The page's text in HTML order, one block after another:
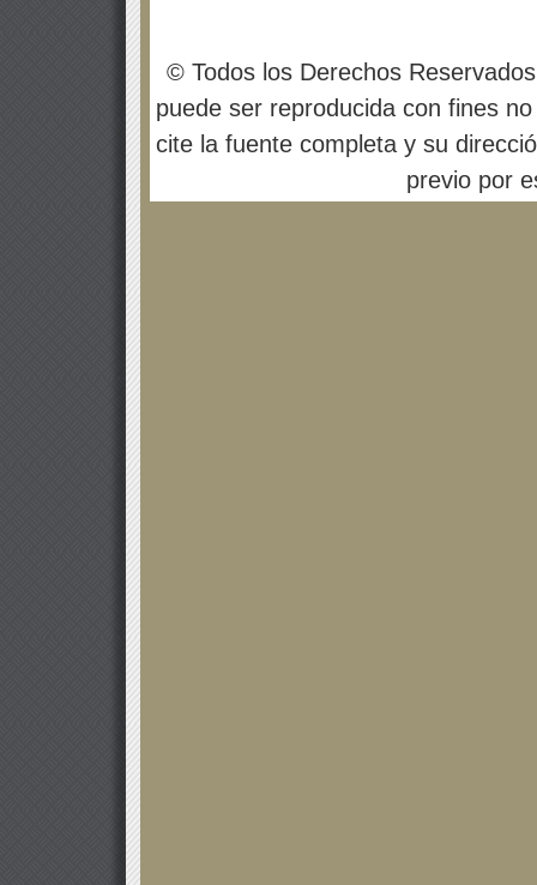
© Todos los Derechos
puede ser reproducida con fines
cite la fuente completa y su
previo por